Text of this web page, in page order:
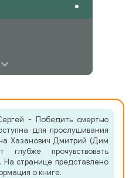
- Победить смертью
для прослушивания
Хазанович Дмитрий (Дим
прочувствовать
странице представлено
о книге.